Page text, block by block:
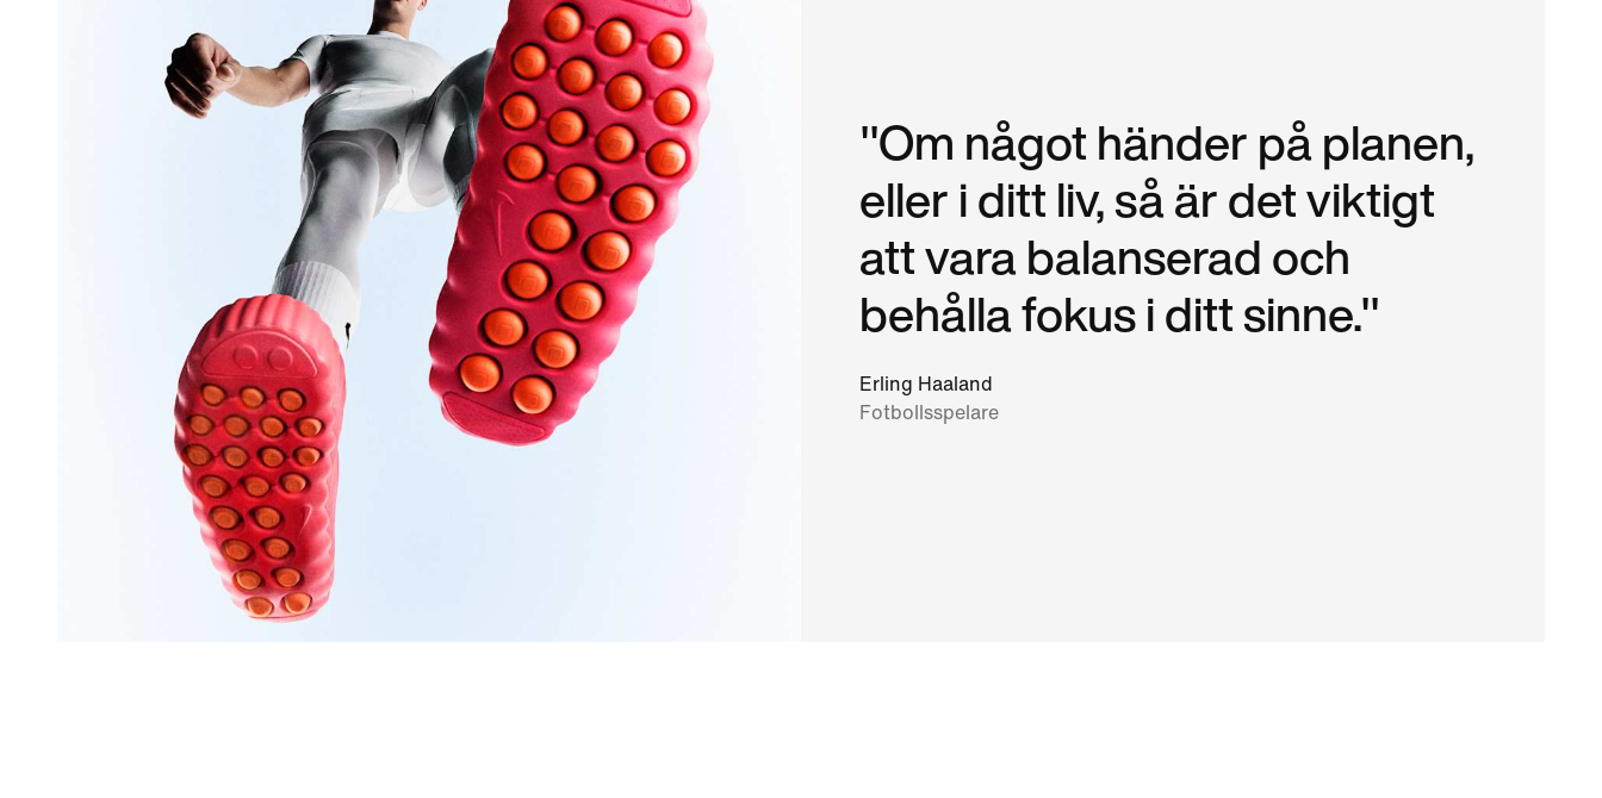
"Om något händer på planen,
eller i ditt liv, så är det viktigt
att vara balanserad och
behålla fokus i ditt sinne."
Erling Haaland
Fotbollsspelare